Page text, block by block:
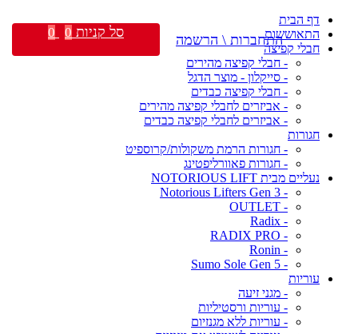
דף הבית
התאוששות
חבלי קפיצה
- חבלי קפיצה מהירים
- סייקלון - מוצר הדגל
- חבלי קפיצה כבדים
- אביזרים לחבלי קפיצה מהירים
- אביזרים לחבלי קפיצה כבדים
חגורות
- חגורות הרמת משקולות/קרוספיט
- חגורות פאוורליפטינג
נעליים מבית NOTORIOUS LIFT
- Notorious Lifters Gen 3
- OUTLET
- Radix
- RADIX PRO
- Ronin
- Sumo Sole Gen 5
עוריות
- מגני זיעה
- עוריות ורסטיליות
- עוריות ללא מגנזיום
התחברות \ הרשמה סל קניות 0
0